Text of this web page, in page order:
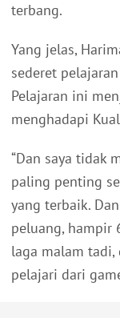
terbang.
Yang jelas,
sederet
Pelajaran ini
menghadapi
“Dan saya tidak
paling penting
yang terbaik.
peluang, hampir
laga malam tadi,
pelajari dari